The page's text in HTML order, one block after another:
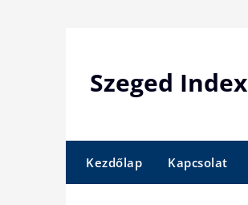
Szeged Index
Kezdőlap Kapcsolat